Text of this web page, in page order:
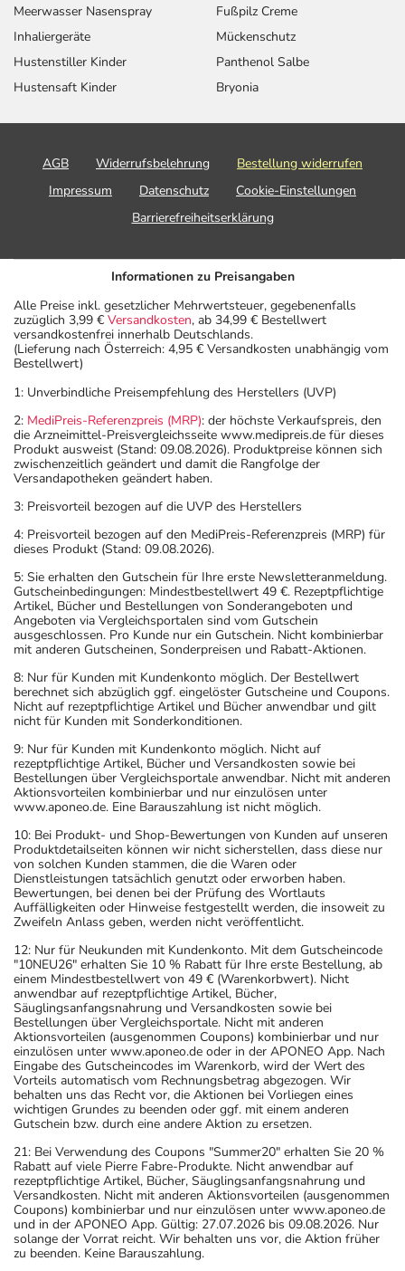
Meerwasser Nasenspray
Inhaliergeräte
Hustenstiller Kinder
Hustensaft Kinder
Fußpilz Creme
Mückenschutz
Panthenol Salbe
Bryonia
AGB Widerrufsbelehrung
Bestellung widerrufen
Impressum
Datenschutz
Cookie-Einstellungen
Barrierefreiheitserklärung
Informationen zu Preisangaben
Alle Preise inkl. gesetzlicher Mehrwertsteuer, gegebenenfalls
zuzüglich 3,99 € Versandkosten, ab 34,99 € Bestellwert
versandkostenfrei innerhalb Deutschlands.
(Lieferung nach Österreich: 4,95 € Versandkosten unabhängig vom
Bestellwert)
1: Unverbindliche Preisempfehlung des Herstellers (UVP)
2: MediPreis-Referenzpreis (MRP): der höchste Verkaufspreis, den
die Arzneimittel-Preisvergleichsseite www.medipreis.de für dieses
Produkt ausweist (Stand: 09.08.2026). Produktpreise können sich
zwischenzeitlich geändert und damit die Rangfolge der
Versandapotheken geändert haben.
3: Preisvorteil bezogen auf die UVP des Herstellers
4: Preisvorteil bezogen auf den MediPreis-Referenzpreis (MRP) für
dieses Produkt (Stand: 09.08.2026).
5: Sie erhalten den Gutschein für Ihre erste Newsletteranmeldung.
Gutscheinbedingungen: Mindestbestellwert 49 €. Rezeptpflichtige
Artikel, Bücher und Bestellungen von Sonderangeboten und
Angeboten via Vergleichsportalen sind vom Gutschein
ausgeschlossen. Pro Kunde nur ein Gutschein. Nicht kombinierbar
mit anderen Gutscheinen, Sonderpreisen und Rabatt-Aktionen.
8: Nur für Kunden mit Kundenkonto möglich. Der Bestellwert
berechnet sich abzüglich ggf. eingelöster Gutscheine und Coupons.
Nicht auf rezeptpflichtige Artikel und Bücher anwendbar und gilt
nicht für Kunden mit Sonderkonditionen.
9: Nur für Kunden mit Kundenkonto möglich. Nicht auf
rezeptpflichtige Artikel, Bücher und Versandkosten sowie bei
Bestellungen über Vergleichsportale anwendbar. Nicht mit anderen
Aktionsvorteilen kombinierbar und nur einzulösen unter
www.aponeo.de. Eine Barauszahlung ist nicht möglich.
10: Bei Produkt- und Shop-Bewertungen von Kunden auf unseren
Produktdetailseiten können wir nicht sicherstellen, dass diese nur
von solchen Kunden stammen, die die Waren oder
Dienstleistungen tatsächlich genutzt oder erworben haben.
Bewertungen, bei denen bei der Prüfung des Wortlauts
Auffälligkeiten oder Hinweise festgestellt werden, die insoweit zu
Zweifeln Anlass geben, werden nicht veröffentlicht.
12: Nur für Neukunden mit Kundenkonto. Mit dem Gutscheincode
"10NEU26" erhalten Sie 10 % Rabatt für Ihre erste Bestellung, ab
einem Mindestbestellwert von 49 € (Warenkorbwert). Nicht
anwendbar auf rezeptpflichtige Artikel, Bücher,
Säuglingsanfangsnahrung und Versandkosten sowie bei
Bestellungen über Vergleichsportale. Nicht mit anderen
Aktionsvorteilen (ausgenommen Coupons) kombinierbar und nur
einzulösen unter www.aponeo.de oder in der APONEO App. Nach
Eingabe des Gutscheincodes im Warenkorb, wird der Wert des
Vorteils automatisch vom Rechnungsbetrag abgezogen. Wir
behalten uns das Recht vor, die Aktionen bei Vorliegen eines
wichtigen Grundes zu beenden oder ggf. mit einem anderen
Gutschein bzw. durch eine andere Aktion zu ersetzen.
21: Bei Verwendung des Coupons "Summer20" erhalten Sie 20 %
Rabatt auf viele Pierre Fabre-Produkte. Nicht anwendbar auf
rezeptpflichtige Artikel, Bücher, Säuglingsanfangsnahrung und
Versandkosten. Nicht mit anderen Aktionsvorteilen (ausgenommen
Coupons) kombinierbar und nur einzulösen unter www.aponeo.de
und in der APONEO App. Gültig: 27.07.2026 bis 09.08.2026. Nur
solange der Vorrat reicht. Wir behalten uns vor, die Aktion früher
zu beenden. Keine Barauszahlung.